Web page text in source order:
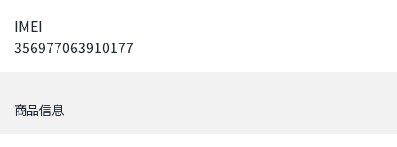
IMEI
356977063910177
商品信息